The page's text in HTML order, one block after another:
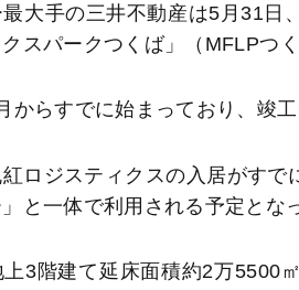
大手の三井不動産は5月31日
スパークつくば」（MFLPつ
からすでに始まっており、竣
ロジスティクスの入居がす
と一体で利用される予定とな
上3階建て延床面積約2万5500